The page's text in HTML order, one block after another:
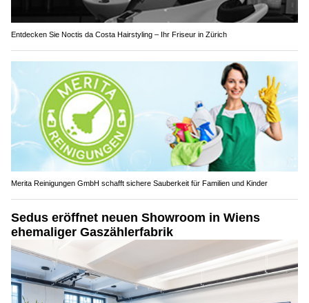
Entdecken Sie Noctis da Costa Hairstyling – Ihr Friseur in Zürich
Merita Reinigungen GmbH schafft sichere Sauberkeit für Familien und Kinder
Sedus eröffnet neuen Showroom in Wiens
ehemaliger Gaszählerfabrik